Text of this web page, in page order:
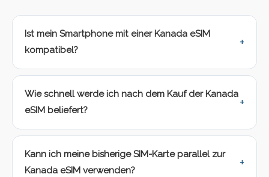
Ist mein Smartphone mit einer Kanada eSIM
kompatibel?
Wie schnell werde ich nach dem Kauf der Kanada
eSIM beliefert?
Kann ich meine bisherige SIM-Karte parallel zur
Kanada eSIM verwenden?